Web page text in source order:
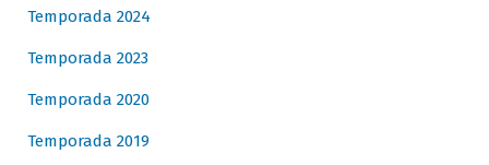
Temporada 2024
Temporada 2023
Temporada 2020
Temporada 2019